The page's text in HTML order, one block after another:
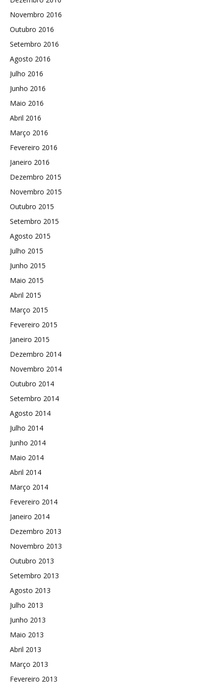
Novembro 2016
Outubro 2016
Setembro 2016
Agosto 2016
Julho 2016
Junho 2016
Maio 2016
Abril 2016
Março 2016
Fevereiro 2016
Janeiro 2016
Dezembro 2015
Novembro 2015
Outubro 2015
Setembro 2015
Agosto 2015
Julho 2015
Junho 2015
Maio 2015
Abril 2015
Março 2015
Fevereiro 2015
Janeiro 2015
Dezembro 2014
Novembro 2014
Outubro 2014
Setembro 2014
Agosto 2014
Julho 2014
Junho 2014
Maio 2014
Abril 2014
Março 2014
Fevereiro 2014
Janeiro 2014
Dezembro 2013
Novembro 2013
Outubro 2013
Setembro 2013
Agosto 2013
Julho 2013
Junho 2013
Maio 2013
Abril 2013
Março 2013
Fevereiro 2013